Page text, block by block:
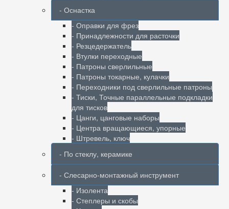
- Оснастка
- Оправки для фрез
- Принадлежности для расточки
- Резцедержатель
- Втулки переходные
- Патроны сверлильные
- Патроны токарные, кулачки
- Переходники под сверлильные патроны
- Тиски, Точные параллельные подкладки
для тисков
- Цанги, цанговые наборы
- Центра вращающиеся, упорные
- Штревель, ключ
- По стеклу, керамике
- Слесарно-монтажный инструмент
- Изолента
- Степлеры и скобы